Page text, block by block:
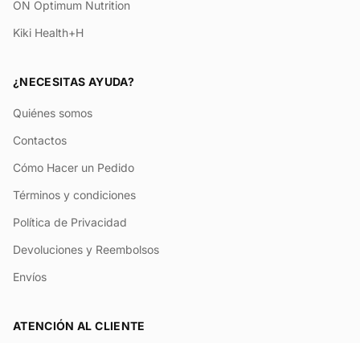
ON Optimum Nutrition
Kiki Health+H
¿NECESITAS AYUDA?
Quiénes somos
Contactos
Cómo Hacer un Pedido
Términos y condiciones
Política de Privacidad
Devoluciones y Reembolsos
Envíos
ATENCIÓN AL CLIENTE